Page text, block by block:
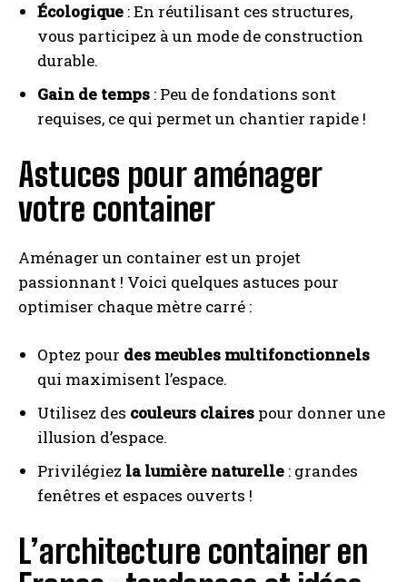
Écologique : En réutilisant ces structures,
vous participez à un mode de construction
durable.
Gain de temps : Peu de fondations sont
requises, ce qui permet un chantier rapide !
Astuces pour aménager
votre container
Aménager un container est un projet
passionnant ! Voici quelques astuces pour
optimiser chaque mètre carré :
Optez pour des meubles multifonctionnels
qui maximisent l’espace.
Utilisez des couleurs claires pour donner une
illusion d’espace.
Privilégiez la lumière naturelle : grandes
fenêtres et espaces ouverts !
L’architecture container en